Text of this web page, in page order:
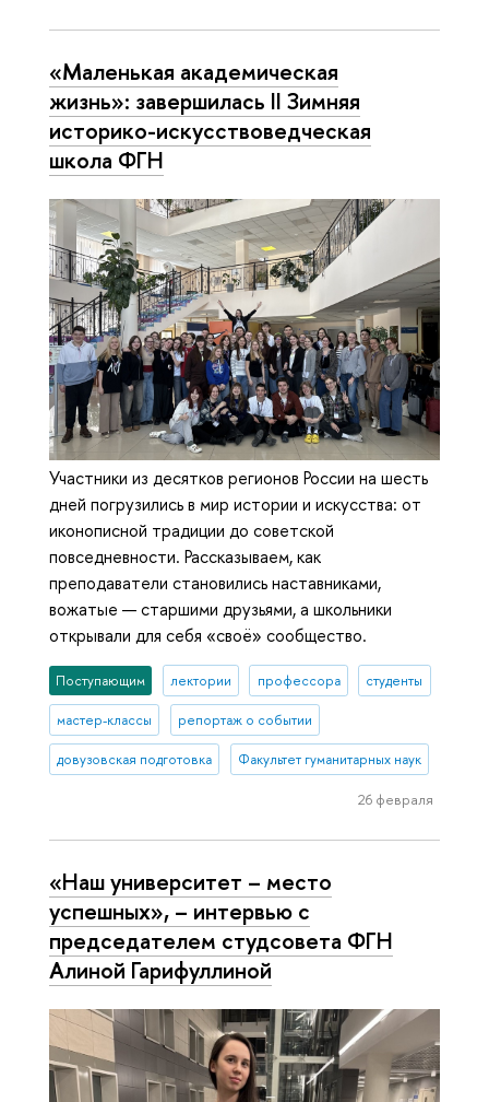
«Маленькая академическая
жизнь»: завершилась II Зимняя
историко-искусствоведческая
школа ФГН
Участники из десятков регионов России на шесть
дней погрузились в мир истории и искусства: от
иконописной традиции до советской
повседневности. Рассказываем, как
преподаватели становились наставниками,
вожатые — старшими друзьями, а школьники
открывали для себя «своё» сообщество.
Поступающим лектории профессора студенты
мастер-классы репортаж о событии
довузовская подготовка Факультет гуманитарных наук
26 февраля
«Наш университет – место
успешных», – интервью с
председателем студсовета ФГН
Алиной Гарифуллиной